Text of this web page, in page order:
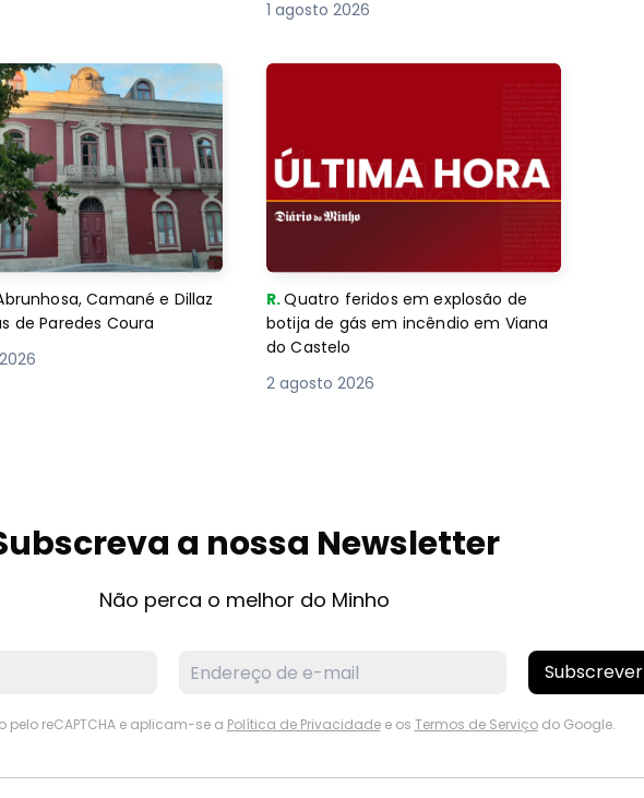
1 agosto 2026
Camané e Dillaz
de Paredes Coura
R.Quatro feridos em explosão de
botija de gás em incêndio em Viana
do Castelo
2 agosto 2026
a nossa Newsletter
Não perca o melhor do Minho
Subscrever
pelo reCAPTCHA e aplicam-se a Política de Privacidadee os Termos de Serviçodo Google.